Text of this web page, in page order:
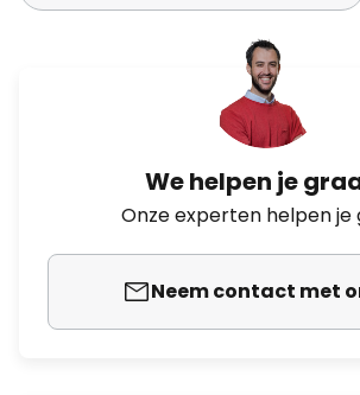
We helpen je
Onze experten helpen je
Neem contact met